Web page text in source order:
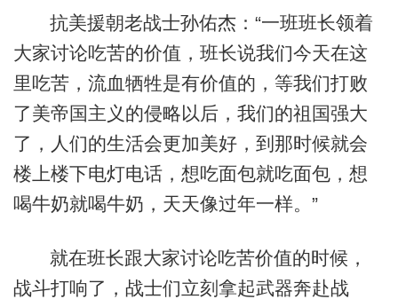
抗美援朝老战士孙佑杰：“一班班长领着
大家讨论吃苦的价值，班长说我们今天在这
里吃苦，流血牺牲是有价值的，等我们打败
了美帝国主义的侵略以后，我们的祖国强大
了，人们的生活会更加美好，到那时候就会
楼上楼下电灯电话，想吃面包就吃面包，想
喝牛奶就喝牛奶，天天像过年一样。”
就在班长跟大家讨论吃苦价值的时候，
战斗打响了，战士们立刻拿起武器奔赴战